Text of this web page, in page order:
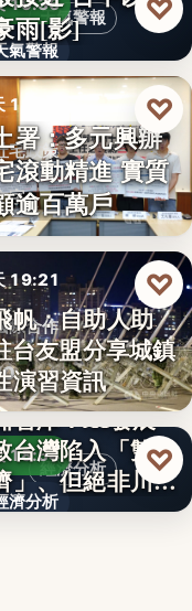
天氣警報
19:36
氣警報
字
雨[影]
♡
19:26
宅政策
字
署：多元興辦
滾動精進 實質
逾百萬戶
♡
19:21
際合作
帆：自助人助
台友盟分享城鎮
演習資訊
♡
經濟分析
18:54
濟分析
智庫：AI發展
台灣陷入「雙速
」、但絕非川普
♡